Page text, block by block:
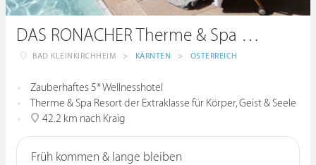
DAS RONACHER Therme & Spa Resort *****
BAD KLEINKIRCHHEIM > KÄRNTEN > ÖSTERREICH
Zauberhaftes 5* Wellnesshotel
Therme & Spa Resort der Extraklasse für Körper, Geist & Seele
42.2 km nach Kraig
Früh kommen & lange bleiben